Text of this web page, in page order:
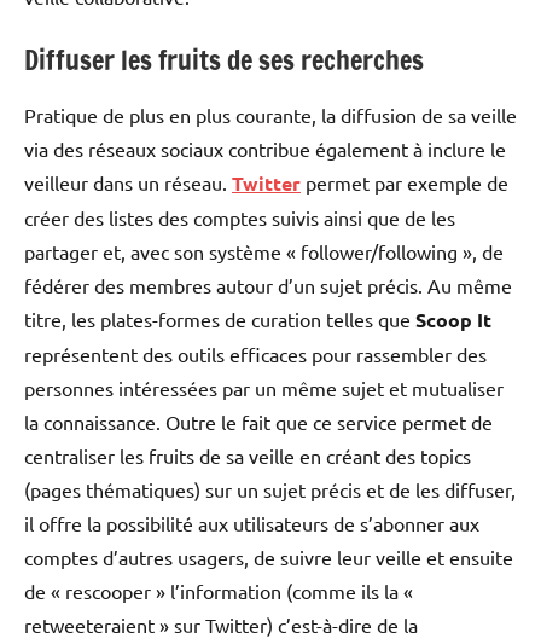
Diffuser les fruits de ses recherches
Pratique de plus en plus courante, la diffusion de sa veille
via des réseaux sociaux contribue également à inclure le
veilleur dans un réseau. Twitter permet par exemple de
créer des listes des comptes suivis ainsi que de les
partager et, avec son système « follower/following », de
fédérer des membres autour d’un sujet précis. Au même
titre, les plates-formes de curation telles que Scoop It
représentent des outils efficaces pour rassembler des
personnes intéressées par un même sujet et mutualiser
la connaissance. Outre le fait que ce service permet de
centraliser les fruits de sa veille en créant des topics
(pages thématiques) sur un sujet précis et de les diffuser,
il offre la possibilité aux utilisateurs de s’abonner aux
comptes d’autres usagers, de suivre leur veille et ensuite
de « rescooper » l’information (comme ils la «
retweeteraient » sur Twitter) c’est-à-dire de la